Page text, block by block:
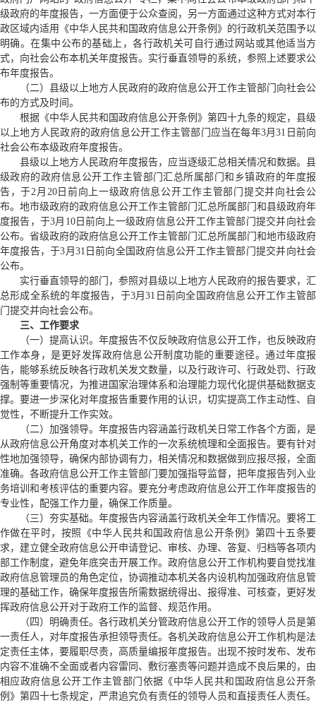
级政府的年度报告，一方面便于公众查阅，另一方面通过这种方式对本行
政区域内适用《中华人民共和国政府信息公开条例》的行政机关范围予以
明确。在集中公布的基础上，各行政机关可自行通过网站或其他适当方
式，向社会公布本机关年度报告。实行垂直领导的系统，参照上述要求公
布年度报告。
（二）县级以上地方人民政府的政府信息公开工作主管部门向社会公
布的方式及时间。
根据《中华人民共和国政府信息公开条例》第四十九条的规定，县级
以上地方人民政府的政府信息公开工作主管部门应当在每年3月31日前向
社会公布本级政府年度报告。
县级以上地方人民政府年度报告，应当逐级汇总相关情况和数据。县
级政府的政府信息公开工作主管部门汇总所属部门和乡镇政府的年度报
告，于2月20日前向上一级政府信息公开工作主管部门提交并向社会公
布。地市级政府的政府信息公开工作主管部门汇总所属部门和县级政府年
度报告，于3月10日前向上一级政府信息公开工作主管部门提交并向社会
公布。省级政府的政府信息公开工作主管部门汇总所属部门和地市级政府
年度报告，于3月31日前向全国政府信息公开工作主管部门提交并向社会
公布。
实行垂直领导的部门，参照对县级以上地方人民政府的报告要求，汇
总形成全系统的年度报告，于3月31日前向全国政府信息公开工作主管部
门提交并向社会公布。
三、工作要求
（一）提高认识。 年度报告不仅反映政府信息公开工作，也反映政府
工作本身，是更好发挥政府信息公开制度功能的重要途径。通过年度报
告，能够系统反映各行政机关发文数量，以及行政许可、行政处罚、行政
强制等重要情况，为推进国家治理体系和治理能力现代化提供基础数据支
撑。要进一步深化对年度报告重要作用的认识，切实提高工作主动性、自
觉性，不断提升工作实效。
（二）加强领导。 年度报告内容涵盖行政机关日常工作各个方面，是
从政府信息公开角度对本机关工作的一次系统梳理和全面报告。要有针对
性地加强领导，确保内部协调有力，相关情况和数据做到应报尽报，全面
准确。各政府信息公开工作主管部门要加强指导监督，把年度报告列入业
务培训和考核评估的重要内容。要充分考虑政府信息公开工作年度报告的
专业性，配强工作力量，确保工作质量。
（三）夯实基础。 年度报告内容涵盖行政机关全年工作情况。要将工
作做在平时，按照《中华人民共和国政府信息公开条例》第四十五条要
求，建立健全政府信息公开申请登记、审核、办理、答复、归档等各项内
部工作制度，避免年底突击开展工作。政府信息公开工作机构要自觉找准
政府信息管理员的角色定位，协调推动本机关各内设机构加强政府信息管
理的基础工作，确保年度报告所需数据统得出、报得准、可核查，更好发
挥政府信息公开对于政府工作的监督、规范作用。
（四）明确责任。 各行政机关分管政府信息公开工作的领导人员是第
一责任人，对年度报告承担领导责任。各机关政府信息公开工作机构是法
定责任主体，要履职尽责，高质量编报年度报告。出现不按时发布、发布
内容不准确不全面或者内容雷同、敷衍塞责等问题并造成不良后果的，由
相应政府信息公开工作主管部门依据《中华人民共和国政府信息公开条
例》第四十七条规定，严肃追究负有责任的领导人员和直接责任人责任。